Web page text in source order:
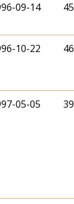
09-14 45
10-22 46
05-05 39